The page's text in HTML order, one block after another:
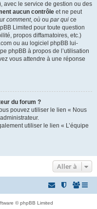
avec le service de gestion ou des
aucun contrôle et ne peut
comment, où ou par qui ce
Limited pour toute question
propos diffamatoires, etc.)
ou au logiciel phpBB lui-
phpBB à propos de l’utilisation
vous attendre à une réponse
du forum ?
pouvez utiliser le lien « Nous
utiliser le lien « L’équipe
Aller à
© phpBB Limited